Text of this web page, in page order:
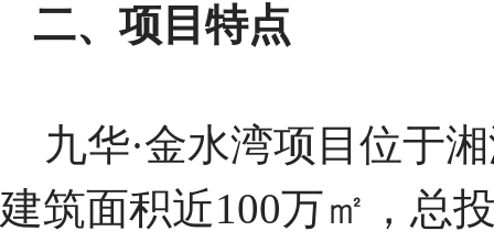
二、项目特点
九华·金水湾项目位于
建筑面积近100万㎡，总